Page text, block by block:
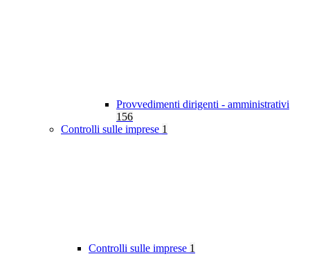
Provvedimenti dirigenti - amministrativi
156
Controlli sulle imprese 1
Controlli sulle imprese 1